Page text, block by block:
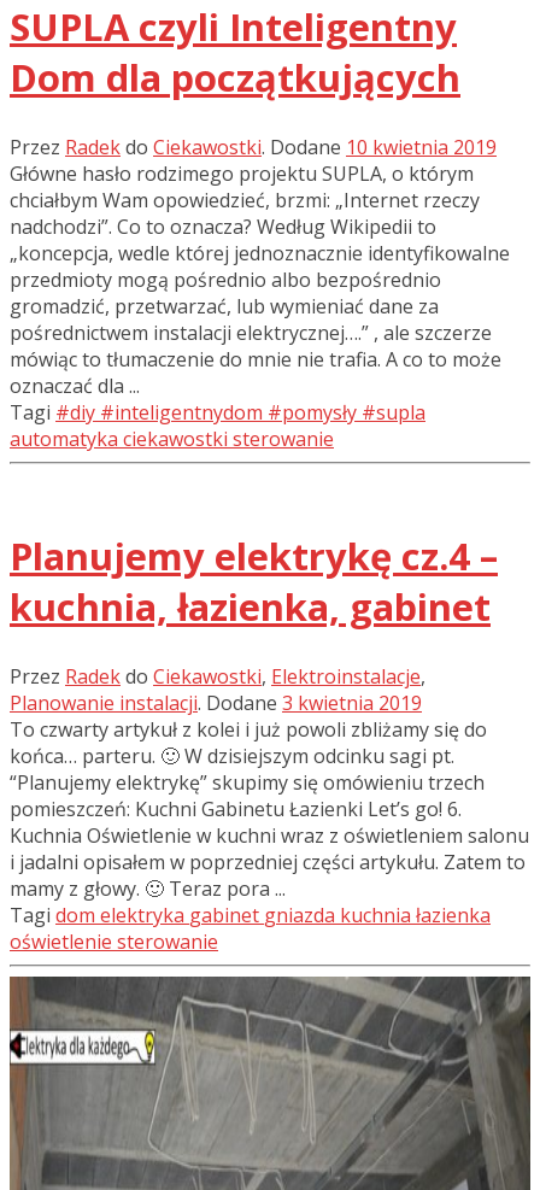
SUPLA czyli Inteligentny
Dom dla początkujących
Przez Radekdo Ciekawostki. Dodane 10 kwietnia 2019
Główne hasło rodzimego projektu SUPLA, o którym
chciałbym Wam opowiedzieć, brzmi: „Internet rzeczy
nadchodzi”. Co to oznacza? Według Wikipedii to
„koncepcja, wedle której jednoznacznie identyfikowalne
przedmioty mogą pośrednio albo bezpośrednio
gromadzić, przetwarzać, lub wymieniać dane za
pośrednictwem instalacji elektrycznej….” , ale szczerze
mówiąc to tłumaczenie do mnie nie trafia. A co to może
oznaczać dla ...
Tagi #diy #inteligentnydom #pomysły #supla
automatyka ciekawostki sterowanie
Planujemy elektrykę cz.4 –
kuchnia, łazienka, gabinet
Przez Radekdo Ciekawostki, Elektroinstalacje,
Planowanie instalacji. Dodane 3 kwietnia 2019
To czwarty artykuł z kolei i już powoli zbliżamy się do
końca… parteru. 🙂 W dzisiejszym odcinku sagi pt.
“Planujemy elektrykę” skupimy się omówieniu trzech
pomieszczeń: Kuchni Gabinetu Łazienki Let’s go! 6.
Kuchnia Oświetlenie w kuchni wraz z oświetleniem salonu
i jadalni opisałem w poprzedniej części artykułu. Zatem to
mamy z głowy. 🙂 Teraz pora ...
Tagi dom elektryka gabinet gniazda kuchnia łazienka
oświetlenie sterowanie